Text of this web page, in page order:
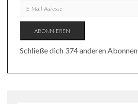
MAIL-
ABONNIEREN
Schließe dich 374 anderen